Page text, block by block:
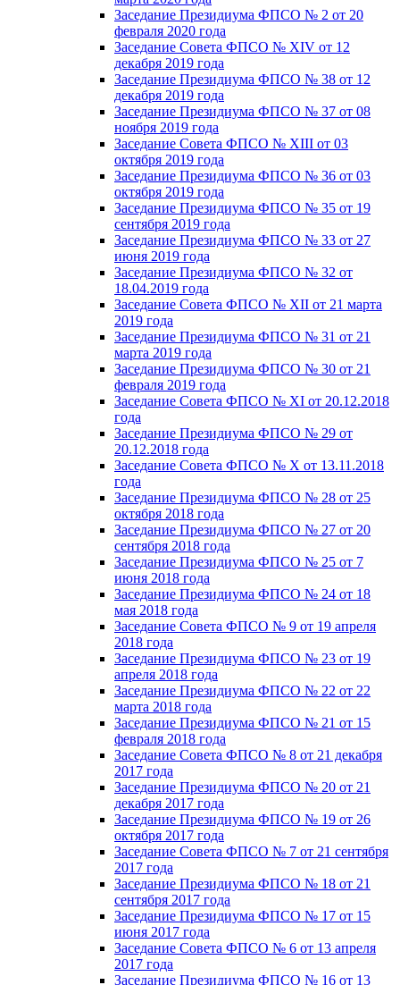
Заседание Президиума ФПСО № 2 от 20
февраля 2020 года
Заседание Совета ФПСО № XIV от 12
декабря 2019 года
Заседание Президиума ФПСО № 38 от 12
декабря 2019 года
Заседание Президиума ФПСО № 37 от 08
ноября 2019 года
Заседание Совета ФПСО № XIII от 03
октября 2019 года
Заседание Президиума ФПСО № 36 от 03
октября 2019 года
Заседание Президиума ФПСО № 35 от 19
сентября 2019 года
Заседание Президиума ФПСО № 33 от 27
июня 2019 года
Заседание Президиума ФПСО № 32 от
18.04.2019 года
Заседание Совета ФПСО № XII от 21 марта
2019 года
Заседание Президиума ФПСО № 31 от 21
марта 2019 года
Заседание Президиума ФПСО № 30 от 21
февраля 2019 года
Заседание Совета ФПСО № XI от 20.12.2018
года
Заседание Президиума ФПСО № 29 от
20.12.2018 года
Заседание Совета ФПСО № X от 13.11.2018
года
Заседание Президиума ФПСО № 28 от 25
октября 2018 года
Заседание Президиума ФПСО № 27 от 20
сентября 2018 года
Заседание Президиума ФПСО № 25 от 7
июня 2018 года
Заседание Президиума ФПСО № 24 от 18
мая 2018 года
Заседание Совета ФПСО № 9 от 19 апреля
2018 года
Заседание Президиума ФПСО № 23 от 19
апреля 2018 года
Заседание Президиума ФПСО № 22 от 22
марта 2018 года
Заседание Президиума ФПСО № 21 от 15
февраля 2018 года
Заседание Совета ФПСО № 8 от 21 декабря
2017 года
Заседание Президиума ФПСО № 20 от 21
декабря 2017 года
Заседание Президиума ФПСО № 19 от 26
октября 2017 года
Заседание Совета ФПСО № 7 от 21 сентября
2017 года
Заседание Президиума ФПСО № 18 от 21
сентября 2017 года
Заседание Президиума ФПСО № 17 от 15
июня 2017 года
Заседание Совета ФПСО № 6 от 13 апреля
2017 года
Заседание Президиума ФПСО № 16 от 13